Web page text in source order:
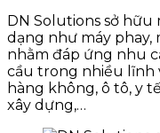
DN Solutions sở hữu
dạng như máy phay,
nhằm đáp ứng nhu
cầu trong nhiều lĩnh
hàng không, ô tô, y
xây dựng,…